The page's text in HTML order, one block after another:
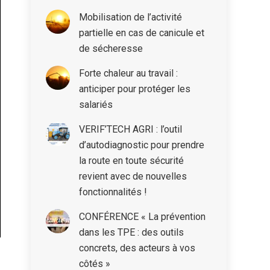
Mobilisation de l’activité
partielle en cas de canicule et
de sécheresse
Forte chaleur au travail :
anticiper pour protéger les
salariés
VERIF’TECH AGRI : l’outil
d’autodiagnostic pour prendre
la route en toute sécurité
revient avec de nouvelles
fonctionnalités !
CONFÉRENCE « La prévention
dans les TPE : des outils
concrets, des acteurs à vos
côtés »